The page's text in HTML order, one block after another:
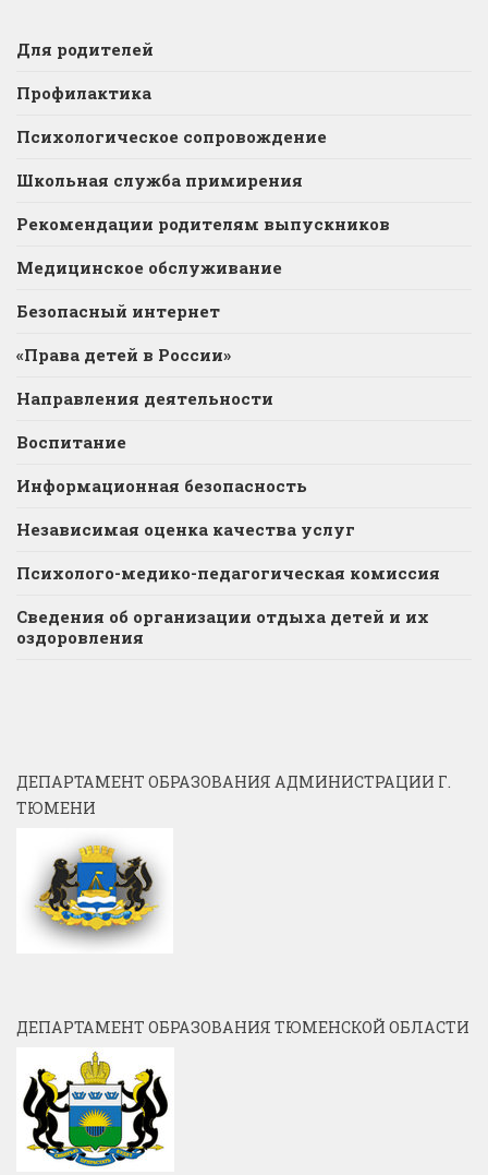
Для родителей
Профилактика
Психологическое сопровождение
Школьная служба примирения
Рекомендации родителям выпускников
Медицинское обслуживание
Безопасный интернет
«Права детей в России»
Направления деятельности
Воспитание
Информационная безопасность
Независимая оценка качества услуг
Психолого-медико-педагогическая комиссия
Сведения об организации отдыха детей и их
оздоровления
ДЕПАРТАМЕНТ ОБРАЗОВАНИЯ АДМИНИСТРАЦИИ Г.
ТЮМЕНИ
ДЕПАРТАМЕНТ ОБРАЗОВАНИЯ ТЮМЕНСКОЙ ОБЛАСТИ